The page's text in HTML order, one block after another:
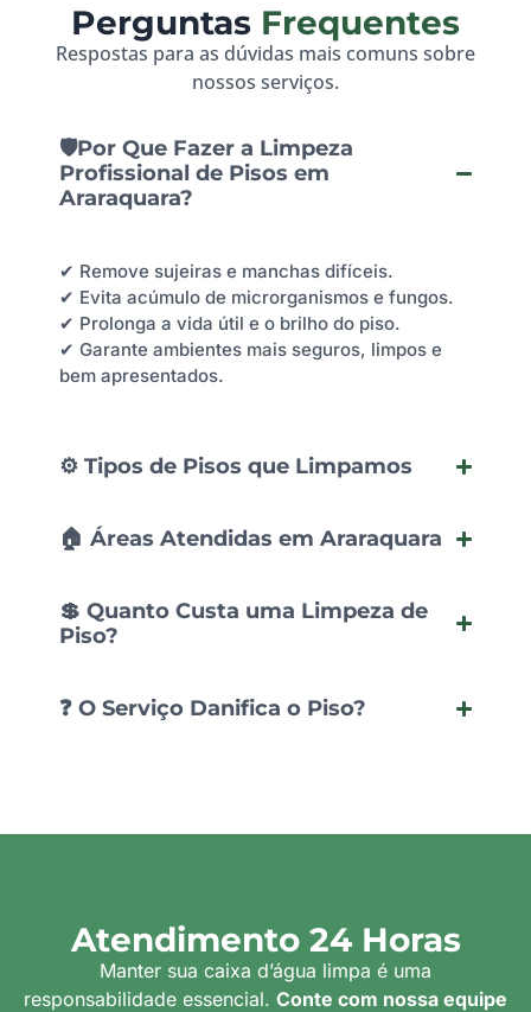
Perguntas Frequentes
Respostas para as dúvidas mais comuns sobre
nossos serviços.
🛡️Por Que Fazer a Limpeza
Profissional de Pisos em
Araraquara?
✔ Remove sujeiras e manchas difíceis.
✔ Evita acúmulo de microrganismos e fungos.
✔ Prolonga a vida útil e o brilho do piso.
✔ Garante ambientes mais seguros, limpos e
bem apresentados.
⚙️ Tipos de Pisos que Limpamos
🏠 Áreas Atendidas em Araraquara
💲 Quanto Custa uma Limpeza de
Piso?
❓ O Serviço Danifica o Piso?
Atendimento 24 Horas
Manter sua caixa d’água limpa é uma
responsabilidade essencial. Conte com nossa equipe